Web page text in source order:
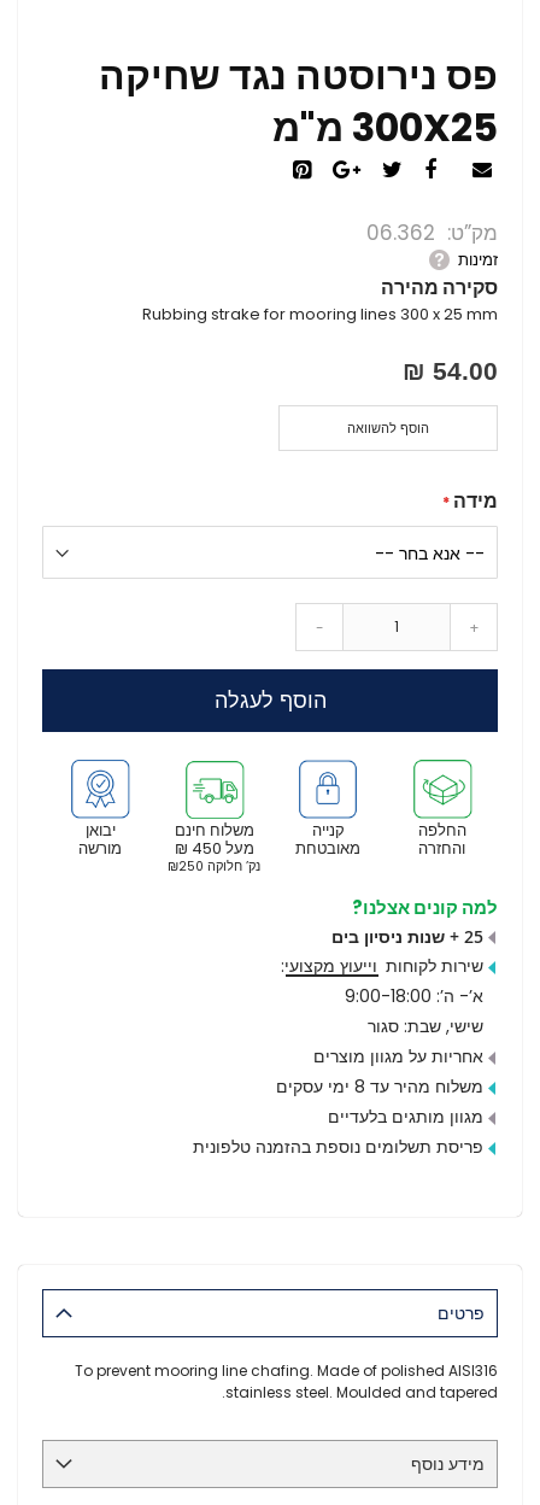
פס נירוסטה נגד שחיקה
300X25 מ"מ
מק”ט 06.362
זמינות
סקירה מהירה
Rubbing strake for mooring lines 300 x 25 mm
54.00 ₪
מידה
- +
הוסף לעגלה
הוסף להשוואה
יבואן
מורשה
משלוח חינם
מעל 450 ₪
נק’ חלוקה ₪250
קנייה
מאובטחת
החלפה
והחזרה
למה קונים אצלנו?
25 + שנות ניסיון בים
שירות לקוחות וייעוץ מקצועי:
א’- ה’: 9:00-18:00
שישי, שבת: סגור
אחריות על מגוון מוצרים
משלוח מהיר עד 8 ימי עסקים
מגוון מותגים בלעדיים
פריסת תשלומים נוספת בהזמנה טלפונית
פרטים
To prevent mooring line chafing. Made of polished AISI316
stainless steel. Moulded and tapered.
מידע נוסף